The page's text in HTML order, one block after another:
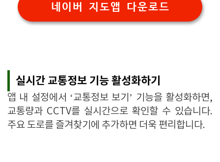
네이버 지도앱 다운로드
실시간 교통정보 기능 활성화하기
앱 내 설정에서 ‘교통정보 보기’ 기능을 활성화하면,
교통량과 CCTV를 실시간으로 확인할 수 있습니다.
주요 도로를 즐겨찾기에 추가하면 더욱 편리합니다.